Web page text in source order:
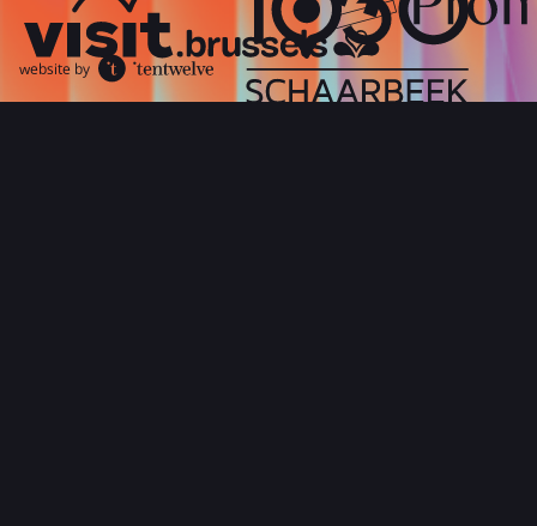
website by